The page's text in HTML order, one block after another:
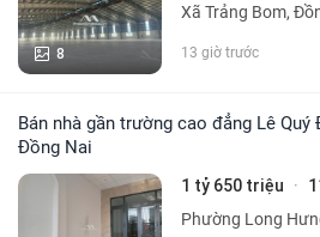
8
Xã Trảng Bom,
13 giờ trước
Bán nhà gần trường cao đẳng Lê Quý Đôn phường Long Hưng
Đồng Nai
1 tỷ 650 triệu ·
Phường Long